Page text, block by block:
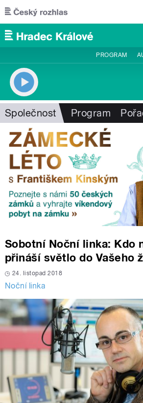
Přejít k hlavnímu obsahu
PROGRAM
Společnost Program
Sobotní Noční linka: Kdo
přináší světlo do Vašeho
24. listopad 2018
Noční linka